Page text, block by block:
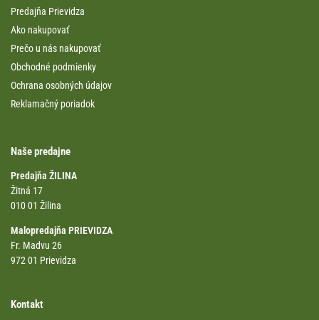
Predajňa Prievidza
Ako nakupovať
Prečo u nás nakupovať
Obchodné podmienky
Ochrana osobných údajov
Reklamačný poriadok
Naše predajne
Predajňa ŽILINA
Žitná 17
010 01 Žilina
Malopredajňa PRIEVIDZA
Fr. Madvu 26
972 01 Prievidza
Kontakt